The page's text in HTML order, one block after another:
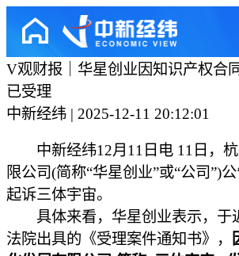
V观财报｜华星创业因知识产权合
已受理
中新经纬 | 2025-12-11 20:12:01
中新经纬12月11日电 11日，杭
限公司(简称“华星创业”或“公司”)
起诉三体宇宙。
具体来看，华星创业表示，于
法院出具的《受理案件通知书》，